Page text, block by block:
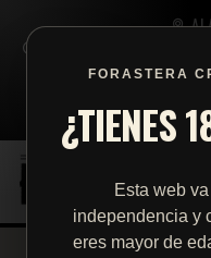
FORASTERA
¿TIENES
Esta web
independencia y
eres mayor de
LUN - DOM · 7 PM - 11
SALCHICHA ALEMANA Y